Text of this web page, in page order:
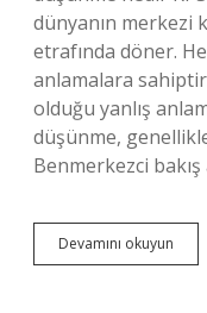
dünyanın merkezi
etrafında döner.
anlamalara
olduğu yanlış
düşünme,
Benmerkezci bakış
Devamını okuyun